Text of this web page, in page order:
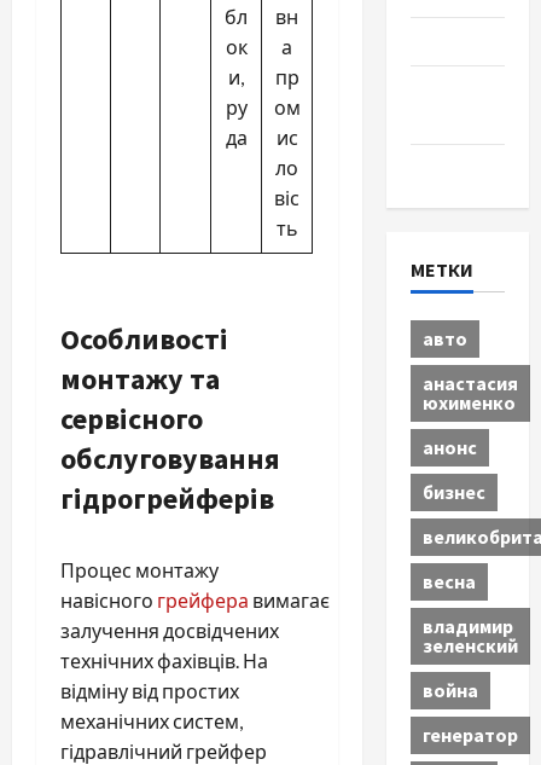
бл
ок
и,
ру
да
вн
а
пр
ом
ис
ло
віс
ть
Особливості
монтажу та
сервісного
обслуговування
гідрогрейферів
Процес монтажу
навісного грейфера вимагає
залучення досвідчених
технічних фахівців. На
відміну від простих
механічних систем,
гідравлічний грейфер
МЕТКИ
авто
анастасия
юхименко
анонс
бизнес
весна
владимир
зеленский
война
генератор